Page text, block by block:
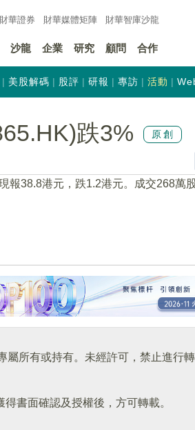
財華證券 財華媒體矩陣 財華智庫沙龍
沙龍 企業 研究 顧問 合作
美股解碼 股評 研報 專訪 活動
跌3% 原創
報38.8港元，跌1.2港元。成交268萬
所有或持有。未經許可，禁止進行轉
得書面確認及授權後，方可轉載。